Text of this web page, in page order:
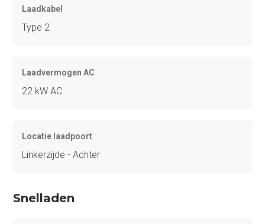
Laadkabel
Type 2
Laadvermogen AC
22 kW AC
Locatie laadpoort
Linkerzijde - Achter
Snelladen